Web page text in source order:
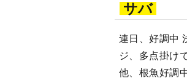
サバ
連日、好調中
ジ、多点掛け
他、根魚好調